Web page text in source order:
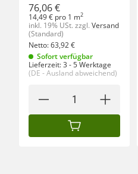
76,06 €
14,49 € pro 1 m2
inkl. 19% USt. zzgl. Versand
(Standard)
Netto:63,92€
Sofort verfügbar
Lieferzeit:3 - 5 Werktage
(DE - Ausland abweichend)
IN DEN WARENKORB